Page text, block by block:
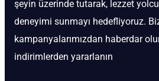
şeyin üzerinde tutarak, lezzet
deneyimi sunmayı hedefliyoruz.
kampanyalarımızdan haberdar
indirimlerden yararlanın